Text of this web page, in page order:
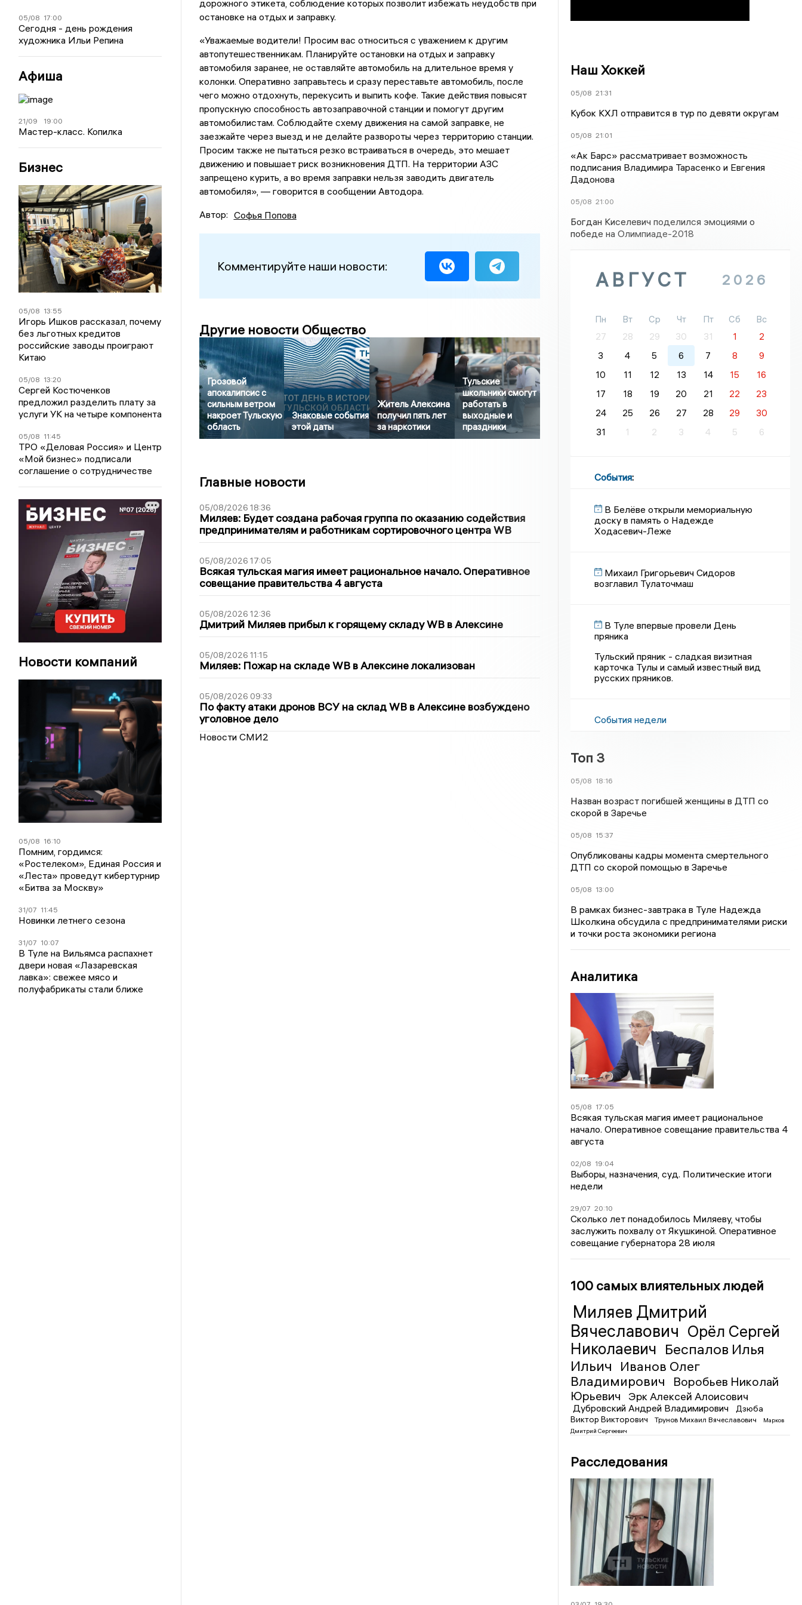
05/08 17:00
Сегодня - день рождения
художника Ильи Репина
Афиша
21/09 19:00
Мастер-класс. Копилка
Бизнес
05/08 13:55
Игорь Ишков рассказал, почему
без льготных кредитов
российские заводы проиграют
Китаю
05/08 13:20
Сергей Костюченков
предложил разделить плату за
услуги УК на четыре компонента
05/08 11:45
ТРО «Деловая Россия» и Центр
«Мой бизнес» подписали
соглашение о сотрудничестве
Новости компаний
05/08 16:10
Помним, гордимся:
«Ростелеком», Единая Россия и
«Леста» проведут кибертурнир
«Битва за Москву»
31/07 11:45
Новинки летнего сезона
31/07 10:07
В Туле на Вильямса распахнет
двери новая «Лазаревская
лавка»: свежее мясо и
полуфабрикаты стали ближе
дорожного этикета, соблюдение которых позволит избежать неудобств при
остановке на отдых и заправку.
«Уважаемые водители! Просим вас относиться с уважением к другим
автопутешественникам. Планируйте остановки на отдых и заправку
автомобиля заранее, не оставляйте автомобиль на длительное время у
колонки. Оперативно заправьтесь и сразу переставьте автомобиль, после
чего можно отдохнуть, перекусить и выпить кофе. Такие действия повысят
пропускную способность автозаправочной станции и помогут другим
автомобилистам. Соблюдайте схему движения на самой заправке, не
заезжайте через выезд и не делайте развороты через территорию станции.
Просим также не пытаться резко встраиваться в очередь, это мешает
движению и повышает риск возникновения ДТП. На территории АЗС
запрещено курить, а во время заправки нельзя заводить двигатель
автомобиля», — говорится в сообщении Автодора.
Автор: Софья Попова
Комментируйте наши новости:
Другие новости Общество
Грозовой
апокалипсис с
сильным ветром
накроет Тульскую
область
Знаковые события
этой даты
Житель Алексина
получил пять лет
за наркотики
Тульские
школьники смогут
работать в
выходные и
праздники
Главные новости
05/08/2026 18:36
Миляев: Будет создана рабочая группа по оказанию содействия
предпринимателям и работникам сортировочного центра WB
05/08/2026 17:05
Всякая тульская магия имеет рациональное начало. Оперативное
совещание правительства 4 августа
05/08/2026 12:36
Дмитрий Миляев прибыл к горящему складу WB в Алексине
05/08/2026 11:15
Миляев: Пожар на складе WB в Алексине локализован
05/08/2026 09:33
По факту атаки дронов ВСУ на склад WB в Алексине возбуждено
уголовное дело
Новости СМИ2
Наш Хоккей
05/08 21:31
Кубок КХЛ отправится в тур по девяти округам
05/08 21:01
«Ак Барс» рассматривает возможность
подписания Владимира Тарасенко и Евгения
Дадонова
05/08 21:00
Богдан Киселевич поделился эмоциями о
победе на Олимпиаде-2018
АВГУСТ 2026
Пн Вт Ср Чт Пт Сб
Вс
27
28 29 30 31 1
2
3
4 5 6 7 8
9
10
11 12 13 14 15
16
17
18 19 20 21 22
23
24
25 26 27 28 29
30
31
1 2 3 4 5 6
События:
В Белёве открыли мемориальную
доску в память о Надежде
Ходасевич-Леже
Михаил Григорьевич Сидоров
возглавил Тулаточмаш
В Туле впервые провели День
пряника
Тульский пряник - сладкая визитная
карточка Тулы и самый известный вид
русских пряников.
События недели
Топ 3
05/08 18:16
Назван возраст погибшей женщины в ДТП со
скорой в Заречье
05/08 15:37
Опубликованы кадры момента смертельного
ДТП со скорой помощью в Заречье
05/08 13:00
В рамках бизнес-завтрака в Туле Надежда
Школкина обсудила с предпринимателями риски
и точки роста экономики региона
Аналитика
05/08 17:05
Всякая тульская магия имеет рациональное
начало. Оперативное совещание правительства 4
августа
02/08 19:04
Выборы, назначения, суд. Политические итоги
недели
29/07 20:10
Сколько лет понадобилось Миляеву, чтобы
заслужить похвалу от Якушкиной. Оперативное
совещание губернатора 28 июля
100 самых влиятельных людей
Миляев Дмитрий
Вячеславович Орёл Сергей
Николаевич Беспалов Илья
Ильич
Иванов Олег
Владимирович
Воробьев Николай
Юрьевич
Эрк Алексей Алоисович
Дубровский Андрей Владимирович
Дзюба
Виктор Викторович
Трунов Михаил Вячеславович
Марков
Дмитрий Сергеевич
Расследования